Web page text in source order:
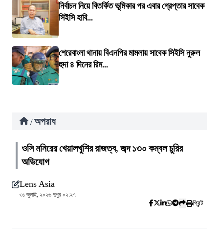
নির্বাচন নিয়ে বিতর্কিত ভূমিকার পর এবার গ্রেপ্তার সাবেক
সিইসি হাবি...
শেরেবাংলা থানায় বিএনপির মামলায় সাবেক সিইসি নুরুল
হুদা ৪ দিনের রিম...
/ অপরাধ
ওসি মনিরের খেয়ালখুশির রাজত্ব, জব্দ ১৩০ কম্বল চুরির
অভিযোগ
Lens Asia
৩১ জুলাই, ২০২৬ দুপুর ০২:২৭
প্রিন্ট